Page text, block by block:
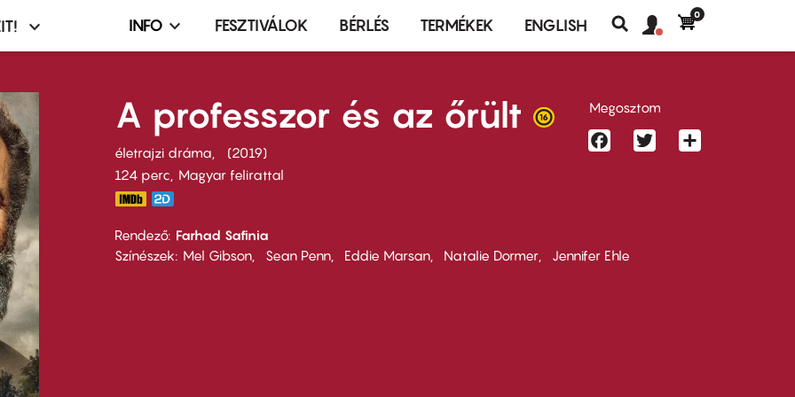
Infó,
terembérlés
menü
INFO FESZTIVÁLOK BÉRLÉS TERMÉKEK ENGLISH
Keresés
fiók
Felhasználói
0
A professzor és az őrült
életrajzi dráma
2019
124 perc,
Magyar felirattal
Rendező Farhad Safinia
Színészek
Mel Gibson Sean Penn Eddie Marsan Natalie Dormer Jennifer Ehle
Megosztom
FacebookTwitter